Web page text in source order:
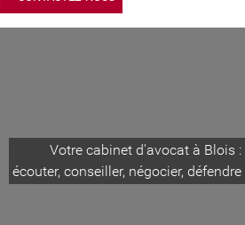
Votre cabinet d'avocat à Blois :
écouter, conseiller, négocier, défendre